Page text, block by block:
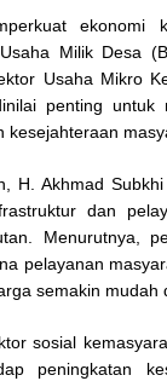
ekonomi
Milik Desa
Usaha Mikro
penting untuk
kesejahteraan
H. Akhmad
dan
Menurutnya,
pelayanan
semakin mudah
sosial
peningkatan